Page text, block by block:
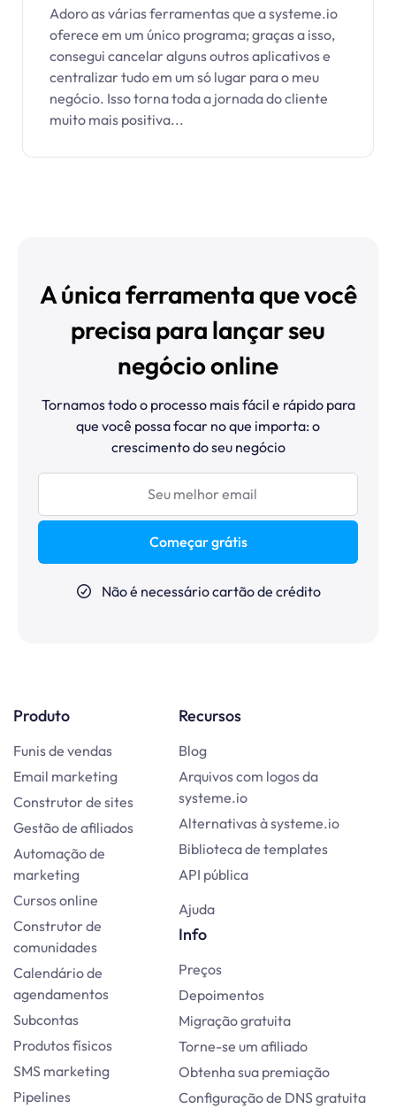
Adoro as várias ferramentas que a systeme.io
oferece em um único programa; graças a isso,
consegui cancelar alguns outros aplicativos e
centralizar tudo em um só lugar para o meu
negócio. Isso torna toda a jornada do cliente
muito mais positiva...
A única ferramenta que você
precisa para lançar seu
negócio online
Tornamos todo o processo mais fácil e rápido para
que você possa focar no que importa: o
crescimento do seu negócio
Começar grátis
Não é necessário cartão de crédito
Produto
Funis de vendas
Email marketing
Construtor de sites
Gestão de afiliados
Automação de
marketing
Cursos online
Construtor de
comunidades
Calendário de
agendamentos
Subcontas
Produtos físicos
SMS marketing
Pipelines
Recursos
Blog
Arquivos com logos da
systeme.io
Alternativas à systeme.io
Biblioteca de templates
API pública
Ajuda
Info
Preços
Depoimentos
Migração gratuita
Torne-se um afiliado
Obtenha sua premiação
Configuração de DNS gratuita